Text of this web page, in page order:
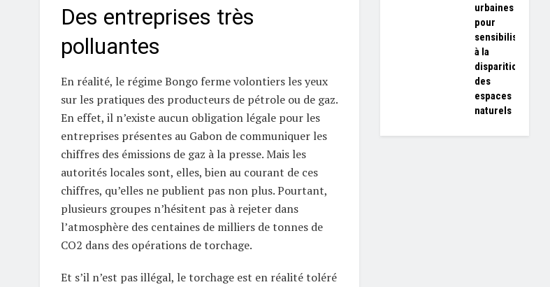
Des entreprises très
polluantes
En réalité, le régime Bongo ferme volontiers les yeux
sur les pratiques des producteurs de pétrole ou de gaz.
En effet, il n’existe aucun obligation légale pour les
entreprises présentes au Gabon de communiquer les
chiffres des émissions de gaz à la presse. Mais les
autorités locales sont, elles, bien au courant de ces
chiffres, qu’elles ne publient pas non plus. Pourtant,
plusieurs groupes n’hésitent pas à rejeter dans
l’atmosphère des centaines de milliers de tonnes de
CO2 dans des opérations de torchage.
Et s’il n’est pas illégal, le torchage est en réalité toléré
urbaines
pour
sensibiliser
à la
disparition
des
espaces
naturels